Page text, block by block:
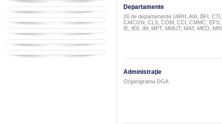
Departamente
26 de departamente (ARH, AIA, BFI,
CAICON, CLS, COM, CCI, CMMC,
IE, IEII, IM, MPT, MMUT, MAT, MEO,
Administraţie
Organigrama DGA